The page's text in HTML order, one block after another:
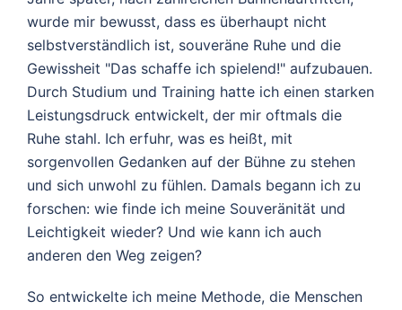
wurde mir bewusst, dass es überhaupt nicht
selbstverständlich ist, souveräne Ruhe und die
Gewissheit "Das schaffe ich spielend!" aufzubauen.
Durch Studium und Training hatte ich einen starken
Leistungsdruck entwickelt, der mir oftmals die
Ruhe stahl. Ich erfuhr, was es heißt, mit
sorgenvollen Gedanken auf der Bühne zu stehen
und sich unwohl zu fühlen. Damals begann ich zu
forschen: wie finde ich meine Souveränität und
Leichtigkeit wieder? Und wie kann ich auch
anderen den Weg zeigen?
So entwickelte ich meine Methode, die Menschen